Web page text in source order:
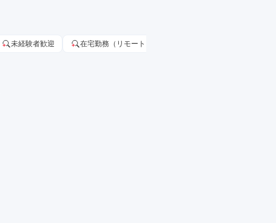
未経験者歓迎 在宅勤務（リモートワーク）OK